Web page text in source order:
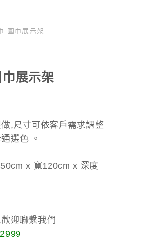
圍巾展示架
展示架
,尺寸可依客戶需求調整
選色 。
x 寬120cm x 深度
迎聯繫我們